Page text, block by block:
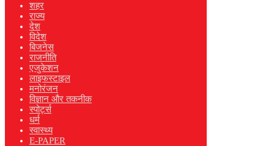
शहर
राज्य
देश
विदेश
बिजनेस
राजनीति
एजुकेशन
लाइफस्टाइल
मनोरंजन
विज्ञान और तकनीक
स्पोर्ट्स
धर्म
स्वास्थ्य
E-PAPER